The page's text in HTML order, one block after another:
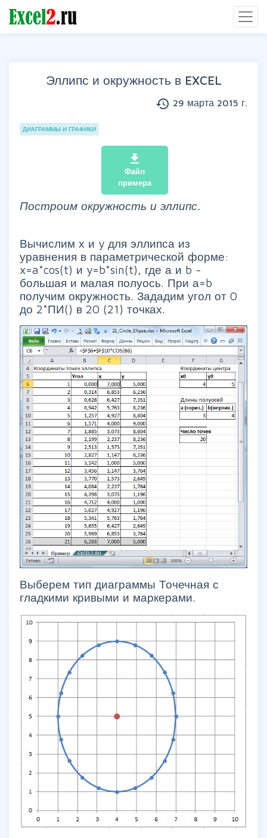
Эллипс и окружность в EXCEL
history 29 марта 2015 г.
Группы статей
ДИАГРАММЫ И ГРАФИКИ
file_download
Файл
примера
Построим окружность и эллипс.
Вычислим х и y для эллипса из
уравнения в параметрической форме:
x=a*cos(t) и y=b*sin(t), где а и b -
большая и малая полуось. При а=b
получим окружность. Зададим угол от 0
до 2*ПИ() в 20 (21) точках.
Выберем тип диаграммы Точечная с
гладкими кривыми и маркерами.